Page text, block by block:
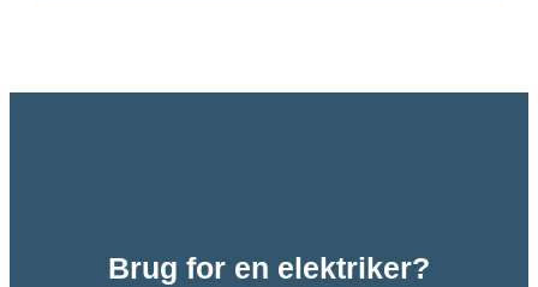
Brug for en elektriker?